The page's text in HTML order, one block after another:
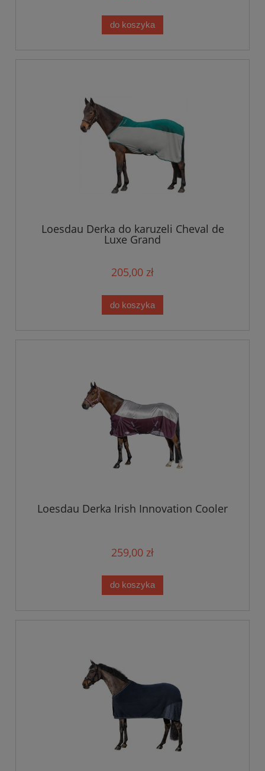
do koszyka
Loesdau Derka do karuzeli Cheval de
Luxe Grand
205,00 zł
do koszyka
Loesdau Derka Irish Innovation Cooler
259,00 zł
do koszyka